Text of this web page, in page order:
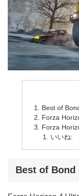
Best of
Forza
Forza
いいね:
Best of Bond